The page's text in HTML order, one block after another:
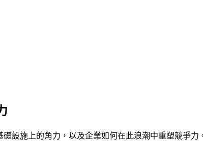
設施上的角力，以及企業如何在此浪潮中重塑競爭力